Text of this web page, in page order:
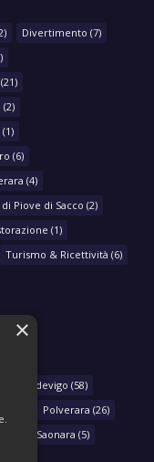
Divertimento (7)
(21)
(2)
(1)
(6)
(4)
Piove di Sacco (2)
(1)
Turismo & Ricettività (6)
Codevigo (58)
Polverara (26)
Saonara (5)
×